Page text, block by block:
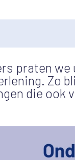
praten we
Zo
die ook